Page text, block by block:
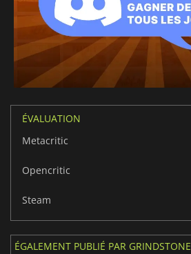
ÉVALUATION
Metacritic
Opencritic
Steam
ÉGALEMENT PUBLIÉ PAR GRINDSTONE